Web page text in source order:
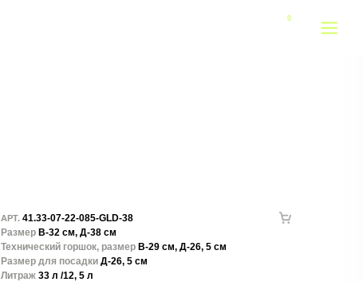
АРТ. 41.33-07-22-085-GLD-38
Размер В-32 см, Д-38 см
Технический горшок, размер В-29 см, Д-26, 5 см
Размер для посадки Д-26, 5 см
Литраж 33 л /12, 5 л